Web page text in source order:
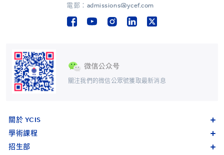
關注我們的微信公眾號獲取最新消息
電郵：admissions@ycef.com
關於 YCIS
學術課程
招生部